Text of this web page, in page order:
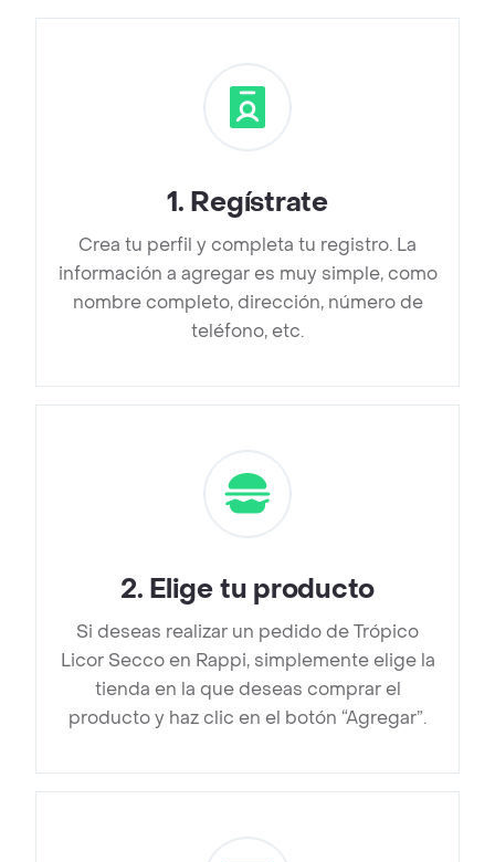
1. Regístrate
Crea tu perfil y completa tu registro. La
información a agregar es muy simple, como
nombre completo, dirección, número de
teléfono, etc.
2. Elige tu producto
Si deseas realizar un pedido de Trópico
Licor Secco en Rappi, simplemente elige la
tienda en la que deseas comprar el
producto y haz clic en el botón “Agregar”.